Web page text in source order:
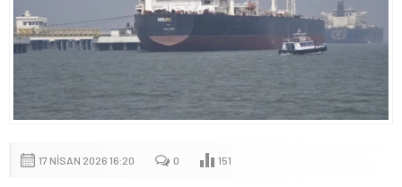
17 NISAN 2026 16:20 0 151